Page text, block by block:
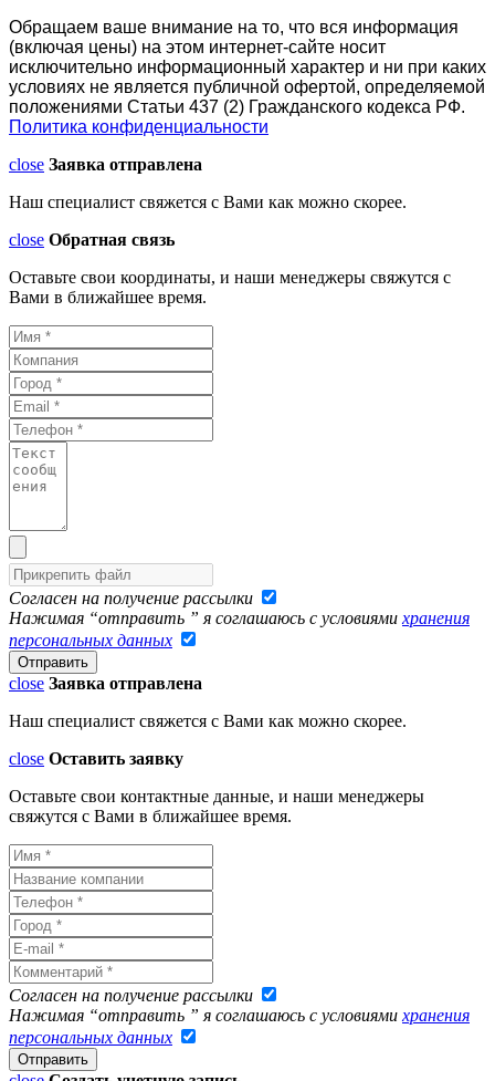
Обращаем ваше внимание на то, что вся информация
(включая цены) на этом интернет-сайте носит
исключительно информационный характер и ни при каких
условиях не является публичной офертой, определяемой
положениями Статьи 437 (2) Гражданского кодекса РФ.
Политика конфиденциальности
close Заявка отправлена
Наш специалист свяжется с Вами как можно скорее.
close Обратная связь
Оставьте свои координаты, и наши менеджеры свяжутся с
Вами в ближайшее время.
Согласен на получение рассылки
Нажимая “отправить ” я соглашаюсь с условиями хранения
персональных данных
close Заявка отправлена
Наш специалист свяжется с Вами как можно скорее.
close Оставить заявку
Оставьте свои контактные данные, и наши менеджеры
свяжутся с Вами в ближайшее время.
Согласен на получение рассылки
Нажимая “отправить ” я соглашаюсь с условиями хранения
персональных данных